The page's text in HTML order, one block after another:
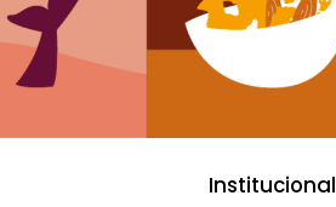
Institucional